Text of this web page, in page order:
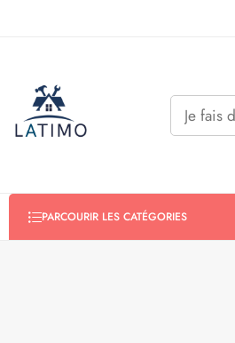
PARCOURIR LES CATÉGORIES